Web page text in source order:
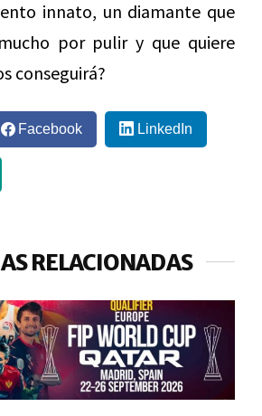
innato, un diamante que
por pulir y que quiere
conseguirá?
Facebook LinkedIn
RELACIONADAS